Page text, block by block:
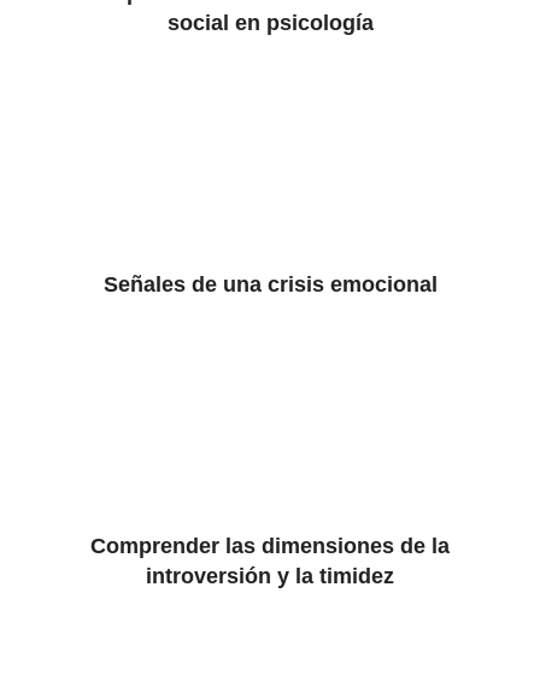
social en psicología
Señales de una crisis emocional
Comprender las dimensiones de la
introversión y la timidez